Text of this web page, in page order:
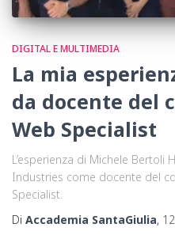
DIGITAL E MULTIMEDIA
La mia
da docente del
Web Specialist
L’esperienza di Michele Bertoli
Industries come docente del
Specialist.
Di Accademia SantaGiulia,